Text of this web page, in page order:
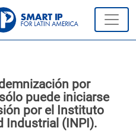
por
puede iniciarse
por el Instituto
Industrial (INPI).